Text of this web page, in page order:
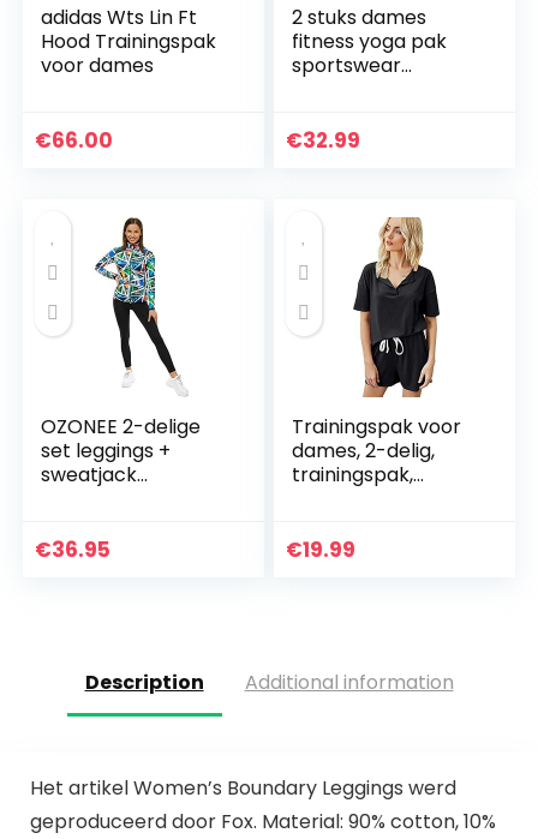
adidas Wts Lin Ft
Hood Trainingspak
voor dames
€66.00
2 stuks dames
fitness yoga pak
sportswear
gym push-up
€32.99
OZONEE 2-delige
set leggings +
sweatjack
joggingpak
€36.95
Trainingspak voor
dames, 2-delig,
trainingspak,
sportpak, top +
€19.99
Description Additional information
Het artikel Women’s Boundary Leggings werd
geproduceerd door Fox. Material: 90% cotton, 10%